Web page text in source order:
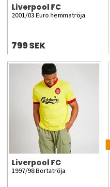
Liverpool FC
2001/03 Euro hemmatröja
799 SEK
Liverpool FC
1997/98 Bortatröja